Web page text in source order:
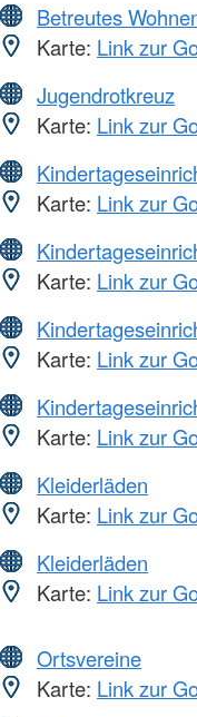
Betreutes
Karte: Link zur
Jugendrotkreuz
Karte: Link zur
Karte: Link zur
Karte: Link zur
Karte: Link zur
Karte: Link zur
Kleiderläden
Karte: Link zur
Kleiderläden
Karte: Link zur
Ortsvereine
Karte: Link zur